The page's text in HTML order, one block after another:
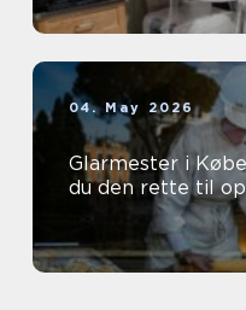
04. May 2026
Glarmester i
du den rette til